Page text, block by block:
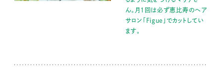
ん。月1回は必ず恵比寿のヘア
サロン「Figue」でカットしてい
ます。